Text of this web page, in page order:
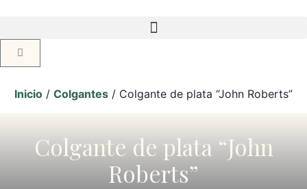
Inicio / Colgantes / Colgante de plata “John Roberts”
Colgante de plata “John
Roberts”